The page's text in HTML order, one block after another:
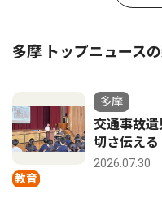
多摩 トップニュース
教育
多摩
交通事故
切さ伝え
2026.07.30